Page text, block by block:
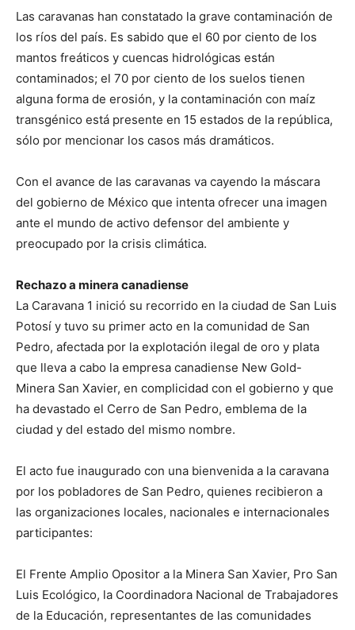
Las caravanas han constatado la grave contaminación de
los ríos del país. Es sabido que el 60 por ciento de los
mantos freáticos y cuencas hidrológicas están
contaminados; el 70 por ciento de los suelos tienen
alguna forma de erosión, y la contaminación con maíz
transgénico está presente en 15 estados de la república,
sólo por mencionar los casos más dramáticos.
Con el avance de las caravanas va cayendo la máscara
del gobierno de México que intenta ofrecer una imagen
ante el mundo de activo defensor del ambiente y
preocupado por la crisis climática.
Rechazo a minera canadiense
La Caravana 1 inició su recorrido en la ciudad de San Luis
Potosí y tuvo su primer acto en la comunidad de San
Pedro, afectada por la explotación ilegal de oro y plata
que lleva a cabo la empresa canadiense New Gold-
Minera San Xavier, en complicidad con el gobierno y que
ha devastado el Cerro de San Pedro, emblema de la
ciudad y del estado del mismo nombre.
El acto fue inaugurado con una bienvenida a la caravana
por los pobladores de San Pedro, quienes recibieron a
las organizaciones locales, nacionales e internacionales
participantes:
El Frente Amplio Opositor a la Minera San Xavier, Pro San
Luis Ecológico, la Coordinadora Nacional de Trabajadores
de la Educación, representantes de las comunidades